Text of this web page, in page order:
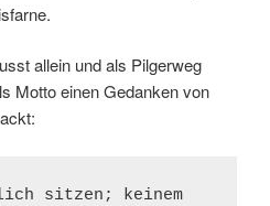
allein und als Pilgerweg
Motto einen Gedanken von
sitzen; keinem